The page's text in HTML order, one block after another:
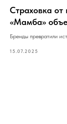
Страховка от
«Мамба»
Бренды превратили
15.07.2025